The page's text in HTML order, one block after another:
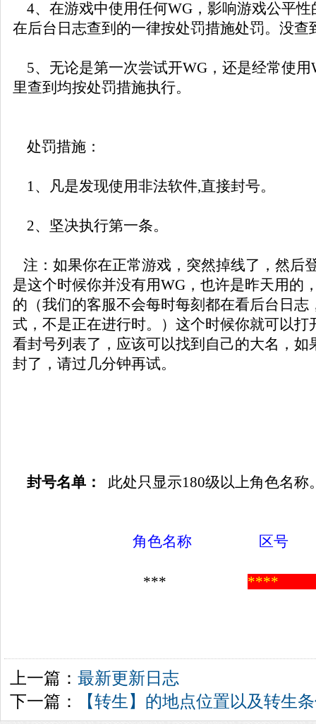
4、在游戏中使用任何WG，影响游戏公平性
在后台日志查到的一律按处罚措施处罚。没查
5、无论是第一次尝试开WG，还是经常使用
里查到均按处罚措施执行。
处罚措施：
1、凡是发现使用非法软件,直接封号。
2、坚决执行第一条。
注：如果你在正常游戏，突然掉线了，然后
是这个时候你并没有用WG，也许是昨天用的
的（我们的客服不会每时每刻都在看后台日志
式，不是正在进行时。）这个时候你就可以打
看封号列表了，应该可以找到自己的大名，如
封了，请过几分钟再试。
封号名单： 此处只显示180级以上角色名称
角色名称 区号
*** ****
上一篇： 最新更新日志
下一篇：
【转生】的地点位置以及转生